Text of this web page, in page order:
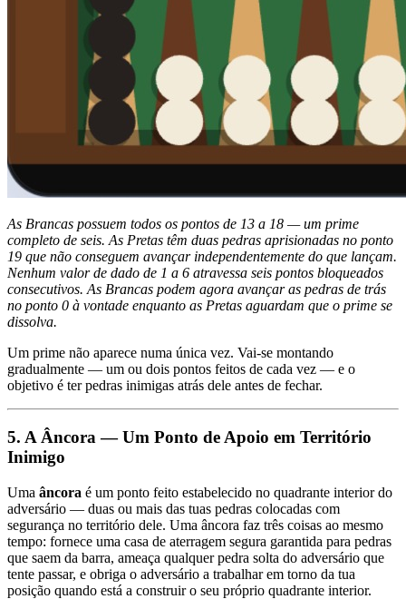
As Brancas possuem todos os pontos de 13 a 18 — um prime
completo de seis. As Pretas têm duas pedras aprisionadas no ponto
19 que não conseguem avançar independentemente do que lançam.
Nenhum valor de dado de 1 a 6 atravessa seis pontos bloqueados
consecutivos. As Brancas podem agora avançar as pedras de trás
no ponto 0 à vontade enquanto as Pretas aguardam que o prime se
dissolva.
Um prime não aparece numa única vez. Vai-se montando
gradualmente — um ou dois pontos feitos de cada vez — e o
objetivo é ter pedras inimigas atrás dele antes de fechar.
5. A Âncora — Um Ponto de Apoio em Território
Inimigo
Uma âncora é um ponto feito estabelecido no quadrante interior do
adversário — duas ou mais das tuas pedras colocadas com
segurança no território dele. Uma âncora faz três coisas ao mesmo
tempo: fornece uma casa de aterragem segura garantida para pedras
que saem da barra, ameaça qualquer pedra solta do adversário que
tente passar, e obriga o adversário a trabalhar em torno da tua
posição quando está a construir o seu próprio quadrante interior.